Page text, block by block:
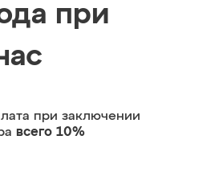
при
при заключении
всего 10%